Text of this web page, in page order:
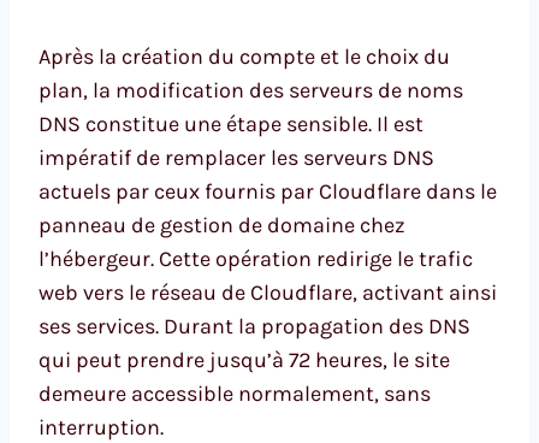
Après la création du compte et le choix du
plan, la modification des serveurs de noms
DNS constitue une étape sensible. Il est
impératif de remplacer les serveurs DNS
actuels par ceux fournis par Cloudflare dans le
panneau de gestion de domaine chez
l’hébergeur. Cette opération redirige le trafic
web vers le réseau de Cloudflare, activant ainsi
ses services. Durant la propagation des DNS
qui peut prendre jusqu’à 72 heures, le site
demeure accessible normalement, sans
interruption.